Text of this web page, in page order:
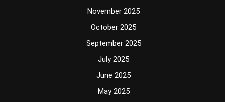
November 2025
October 2025
September 2025
July 2025
June 2025
May 2025